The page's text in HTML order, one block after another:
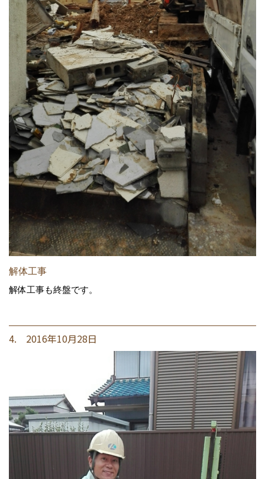
解体工事
解体工事も終盤です。
4. 2016年10月28日